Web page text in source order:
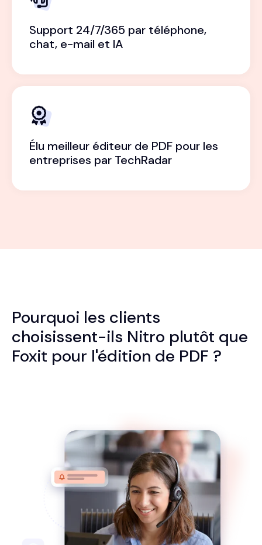
Support 24/7/365 par téléphone,
chat, e-mail et IA
Élu meilleur éditeur de PDF pour les
entreprises par TechRadar
Pourquoi les clients
choisissent-ils Nitro plutôt que
Foxit pour l'édition de PDF ?